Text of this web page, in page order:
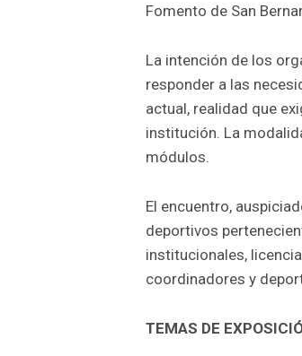
Fomento de San
La intención de los
responder a las
actual, realidad que
institución. La
módulos.
El encuentro,
deportivos
institucionales,
coordinadores y
TEMAS DE